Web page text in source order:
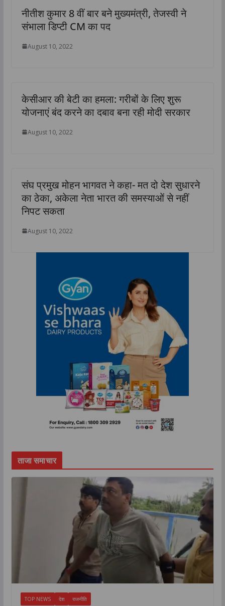
नीतीश कुमार 8 वीं बार बने मुख्यमंत्री, तेजस्वी ने
संभाला डिप्टी CM का पद
August 10, 2022
केसीआर की बेटी का हमला: गरीबों के लिए शुरू
योजनाएं बंद करने का दबाव बना रही मोदी सरकार
August 10, 2022
संघ प्रमुख मोहन भागवत ने कहा- मत दो देश सुधारने
का ठेका, अकेला नेता भारत की समस्याओं से नहीं
निपट सकता
August 10, 2022
ताजा समाचार
TOP NEWS देश राजनीति